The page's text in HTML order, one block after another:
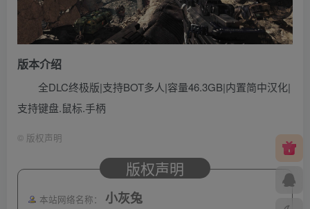
版本介绍
全DLC终极版|支持BOT多人|容量46.3GB|内置简中汉化|
支持键盘.鼠标.手柄
© 版权声明
版权声明
本站网络名称： 小灰兔